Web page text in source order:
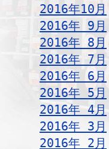
2016年10月
2016年 9月
2016年 8月
2016年 7月
2016年 6月
2016年 5月
2016年 4月
2016年 3月
2016年 2月